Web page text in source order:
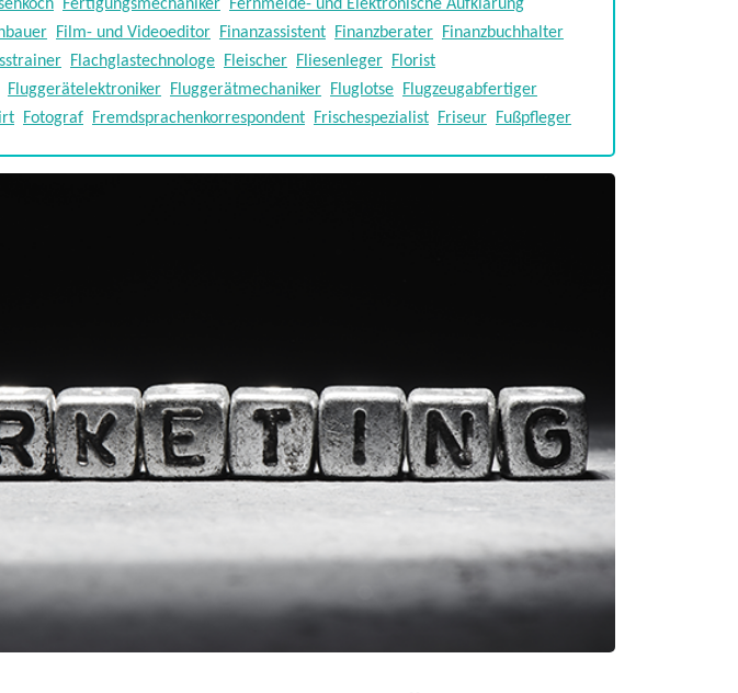
Fertigungsmechaniker Fernmelde- und Elektronische Aufklärung
Film- und Videoeditor Finanzassistent Finanzberater Finanzbuchhalter
Flachglastechnologe Fleischer Fliesenleger Florist
Fluggerätelektroniker Fluggerätmechaniker Fluglotse Flugzeugabfertiger
Fotograf Fremdsprachenkorrespondent Frischespezialist Friseur Fußpfleger